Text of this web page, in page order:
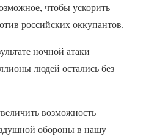
чтобы ускорить
российских оккупантов.
ночной атаки
людей остались без
возможность
обороны в нашу